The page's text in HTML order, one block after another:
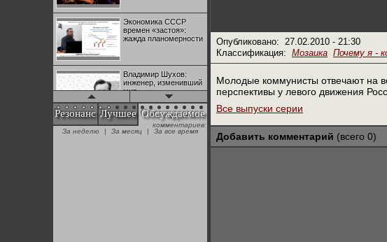
Экономика СССР
времен «застоя»:
жажда планомерности
Владимир Шухов:
инженер, изменивший
мир
"Аркадий Коц" на
эгалите-фесте "Не
Резонанс Лучшее Обсуждаемое
комментариев:
За неделю
| За месяц | За все время
Опубликовано: 27.02.2010 - 21:30
Классификация: Мозаика Почему я -
Молодые коммунисты отвечают на
перспективы у левого движения
Все выпуски серии
Добавить комментарий (всего 0)